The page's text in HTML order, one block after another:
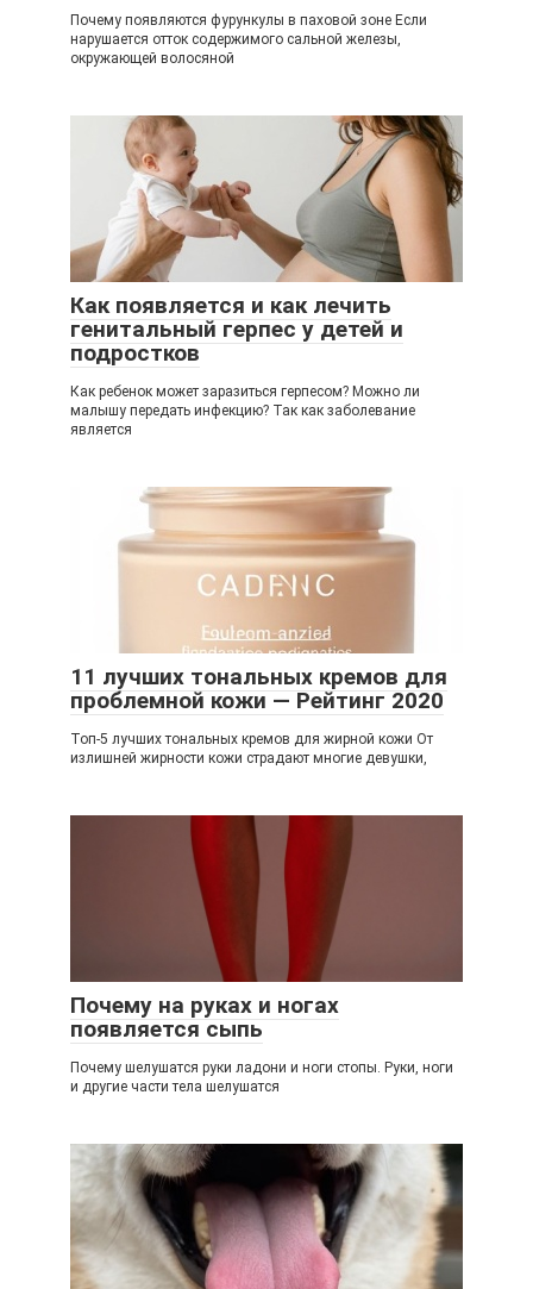
Почему появляются фурункулы в паховой зоне Если
нарушается отток содержимого сальной железы,
окружающей волосяной
Как появляется и как лечить
генитальный герпес у детей и
подростков
Как ребенок может заразиться герпесом? Можно ли
малышу передать инфекцию? Так как заболевание
является
11 лучших тональных кремов для
проблемной кожи — Рейтинг 2020
Топ-5 лучших тональных кремов для жирной кожи От
излишней жирности кожи страдают многие девушки,
Почему на руках и ногах
появляется сыпь
Почему шелушатся руки ладони и ноги стопы. Руки, ноги
и другие части тела шелушатся